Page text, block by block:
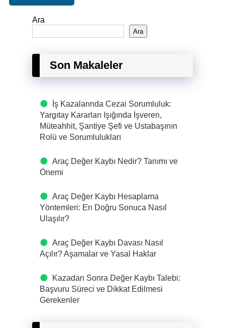
Ara
Ara
Son Makaleler
İş Kazalarında Cezai Sorumluluk:
Yargıtay Kararları Işığında İşveren,
Müteahhit, Şantiye Şefi ve Ustabaşının
Rolü ve Sorumlulukları
Araç Değer Kaybı Nedir? Tanımı ve
Önemi
Araç Değer Kaybı Hesaplama
Yöntemleri: En Doğru Sonuca Nasıl
Ulaşılır?
Araç Değer Kaybı Davası Nasıl
Açılır? Aşamalar ve Yasal Haklar
Kazadan Sonra Değer Kaybı Talebi:
Başvuru Süreci ve Dikkat Edilmesi
Gerekenler